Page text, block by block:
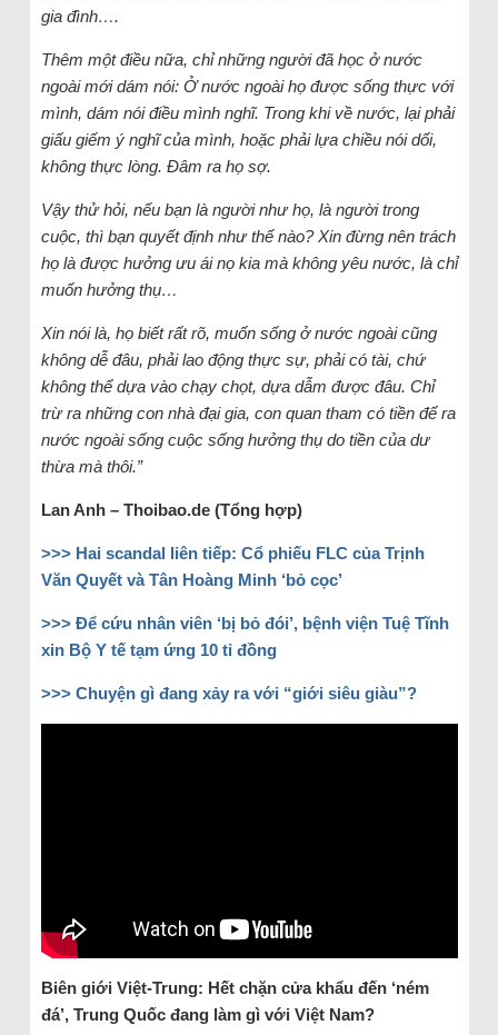
gia đình….
Thêm một điều nữa, chỉ những người đã học ở nước
ngoài mới dám nói: Ở nước ngoài họ được sống thực với
mình, dám nói điều mình nghĩ. Trong khi về nước, lại phải
giấu giếm ý nghĩ của mình, hoặc phải lựa chiều nói dối,
không thực lòng. Đâm ra họ sợ.
Vậy thử hỏi, nếu bạn là người như họ, là người trong
cuộc, thì bạn quyết định như thế nào? Xin đừng nên trách
họ là được hưởng ưu ái nọ kia mà không yêu nước, là chỉ
muốn hưởng thụ…
Xin nói là, họ biết rất rõ, muốn sống ở nước ngoài cũng
không dễ đâu, phải lao động thực sự, phải có tài, chứ
không thể dựa vào chạy chọt, dựa dẫm được đâu. Chỉ
trừ ra những con nhà đại gia, con quan tham có tiền để ra
nước ngoài sống cuộc sống hưởng thụ do tiền của dư
thừa mà thôi.”
Lan Anh – Thoibao.de (Tổng hợp)
>>> Hai scandal liên tiếp: Cổ phiếu FLC của Trịnh
Văn Quyết và Tân Hoàng Minh ‘bỏ cọc’
>>> Để cứu nhân viên ‘bị bỏ đói’, bệnh viện Tuệ Tĩnh
xin Bộ Y tế tạm ứng 10 tỉ đồng
>>> Chuyện gì đang xảy ra với “giới siêu giàu”?
Biên giới Việt-Trung: Hết chặn cửa khẩu đến ‘ném
đá’, Trung Quốc đang làm gì với Việt Nam?